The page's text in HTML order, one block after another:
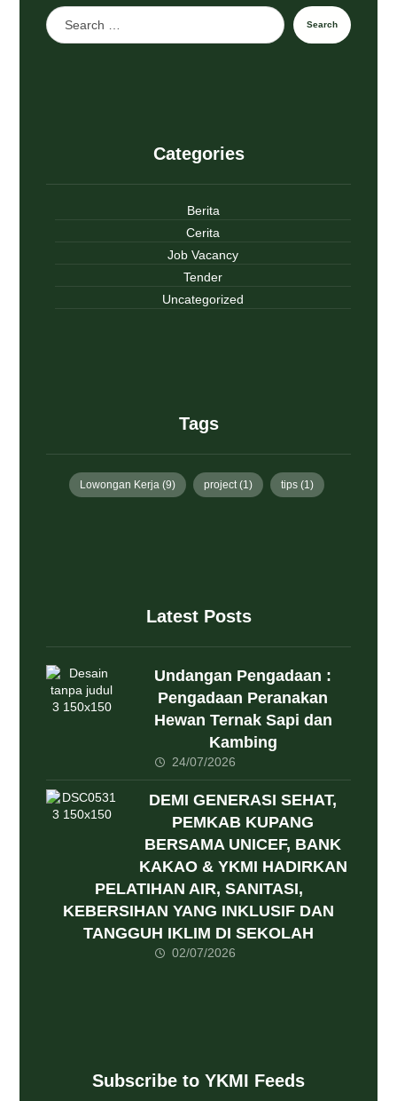
Search
Categories
Berita
Cerita
Job Vacancy
Tender
Uncategorized
Tags
Lowongan Kerja (9) project (1) tips (1)
Latest Posts
Undangan Pengadaan :
Pengadaan Peranakan
Hewan Ternak Sapi dan
Kambing
24/07/2026
DEMI GENERASI SEHAT,
PEMKAB KUPANG
BERSAMA UNICEF, BANK
KAKAO & YKMI HADIRKAN
PELATIHAN AIR, SANITASI,
KEBERSIHAN YANG INKLUSIF DAN
TANGGUH IKLIM DI SEKOLAH
02/07/2026
Subscribe to YKMI Feeds